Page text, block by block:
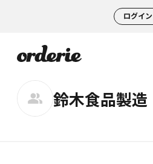
ログイン
鈴木食品製造